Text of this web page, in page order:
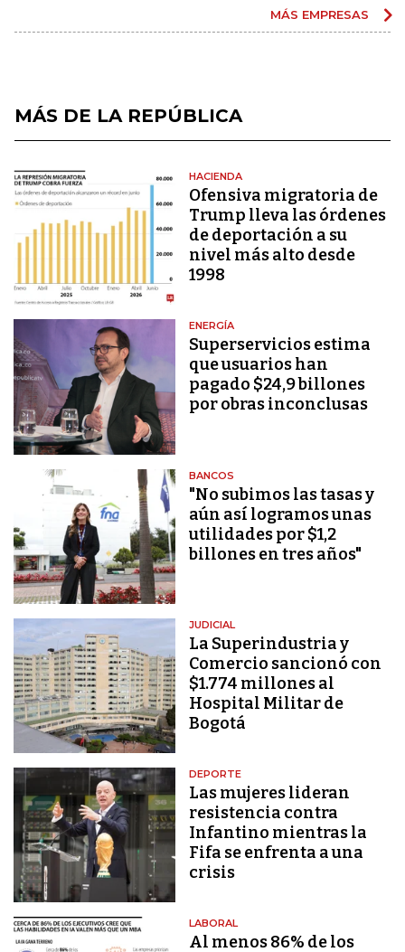
MÁS EMPRESAS
MÁS DE LA REPÚBLICA
HACIENDA
Ofensiva migratoria de
Trump lleva las órdenes
de deportación a su
nivel más alto desde
1998
ENERGÍA
Superservicios estima
que usuarios han
pagado $24,9 billones
por obras inconclusas
BANCOS
"No subimos las tasas y
aún así logramos unas
utilidades por $1,2
billones en tres años"
JUDICIAL
La Superindustria y
Comercio sancionó con
$1.774 millones al
Hospital Militar de
Bogotá
DEPORTE
Las mujeres lideran
resistencia contra
Infantino mientras la
Fifa se enfrenta a una
crisis
LABORAL
Al menos 86% de los